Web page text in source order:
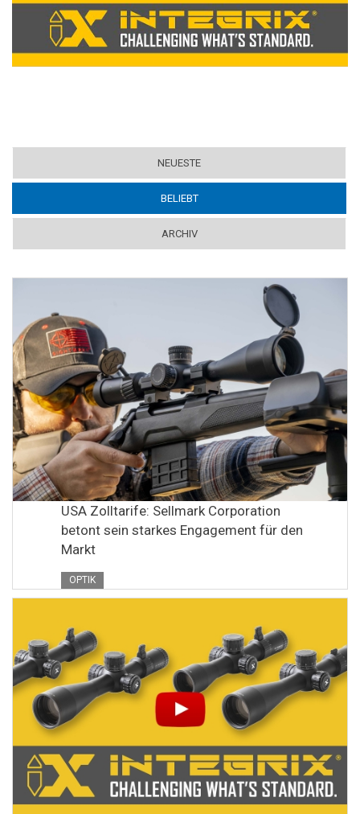
NEUESTE
BELIEBT(ACTIVE TAB)
ARCHIV
USA Zolltarife: Sellmark Corporation
betont sein starkes Engagement für den
Markt
OPTIK